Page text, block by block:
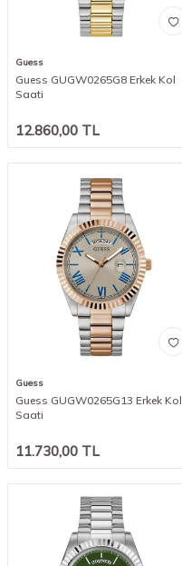
Guess
Guess GUGW0265G8 Erkek Kol
Saati
12.860,00 TL
Guess
Guess GUGW0265G13 Erkek Kol
Saati
11.730,00 TL